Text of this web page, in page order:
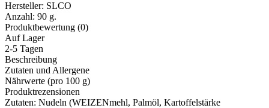
Hersteller: SLCO
Anzahl: 90 g.
Produktbewertung (0)
Auf Lager
2-5 Tagen
Beschreibung
Zutaten und Allergene
Nährwerte (pro 100 g)
Produktrezensionen
Zutaten: Nudeln (WEIZENmehl, Palmöl, Kartoffelstärke